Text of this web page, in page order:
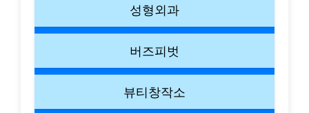
성형외과
버즈피벗
뷰티창작소